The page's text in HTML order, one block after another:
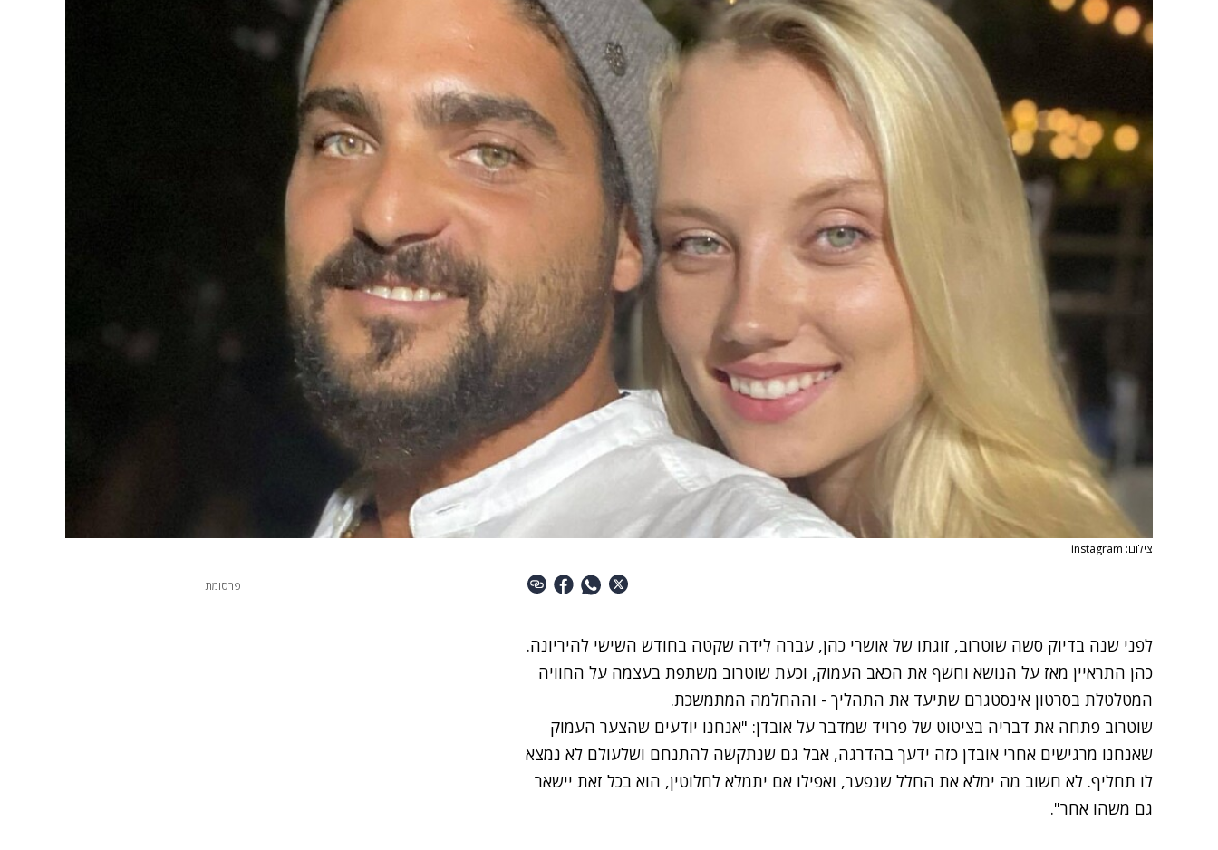
צילום: instagram
לפני שנה בדיוק סשה שוטרוב, זוגתו של אושרי כהן, עברה לידה שקטה בחודש השישי להיריונה.
כהן התראיין מאז על הנושא וחשף את הכאב העמוק, וכעת שוטרוב משתפת בעצמה על החוויה
המטלטלת בסרטון אינסטגרם שתיעד את התהליך - וההחלמה המתמשכת.
שוטרוב פתחה את דבריה בציטוט של פרויד שמדבר על אובדן: "אנחנו יודעים שהצער העמוק
שאנחנו מרגישים אחרי אובדן כזה ידעך בהדרגה, אבל גם שנתקשה להתנחם ושלעולם לא נמצא
לו תחליף. לא חשוב מה ימלא את החלל שנפער, ואפילו אם יתמלא לחלוטין, הוא בכל זאת יישאר
גם משהו אחר".
פרסומת